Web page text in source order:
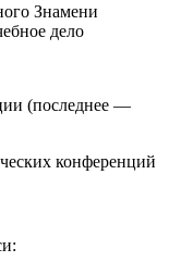
Знамени
дело
(последнее —
конференций